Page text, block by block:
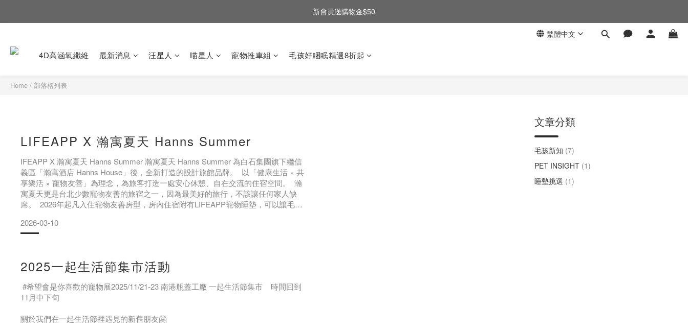
新會員送購物金$50
繁體中文
4D高涵氧纖維 最新消息 汪星人 喵星人 寵物推車組 毛孩好睏眠精選8折起
Home / 部落格列表
LIFEAPP X 瀚寓夏天 Hanns Summer
IFEAPP X 瀚寓夏天 Hanns Summer 瀚寓夏天 Hanns Summer 為白石集團旗下繼信
義區「瀚寓酒店 Hanns House」後，全新打造的設計旅館品牌。 以「健康生活 × 共
享樂活 × 寵物友善」為理念，為旅客打造一處安心休憩、自在交流的住宿空間。 瀚
寓夏天更是台北少數寵物友善的旅宿之一，因為最美好的旅行，不該讓任何家人缺
席。 2026年起凡入住寵物友善房型，房內住宿附有LIFEAPP寵物睡墊，可以讓毛孩
2026-03-10
2025一起生活節集市活動
#希望會是你喜歡的寵物展2025/11/21-23 南港瓶蓋工廠 一起生活節集市 時間回到
11月中下旬
關於我們在一起生活節裡遇見的新舊朋友🤗
文章分類
毛孩新知 (7)
PET INSIGHT (1)
睡墊挑選 (1)